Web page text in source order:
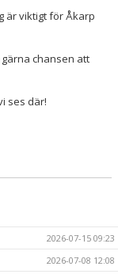
är viktigt för Åkarp
chansen att
ses där!
2026-07-15 09:23
2026-07-08 12:08